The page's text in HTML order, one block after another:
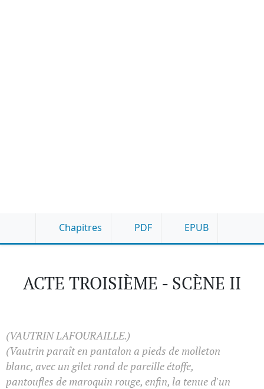
Chapitres PDF EPUB
ACTE TROISIÈME - SCÈNE II
(VAUTRIN LAFOURAILLE.)
(Vautrin paraît en pantalon a pieds de molleton
blanc, avec un gilet rond de pareille étoffe,
pantoufles de maroquin rouge, enfin, la tenue d'un